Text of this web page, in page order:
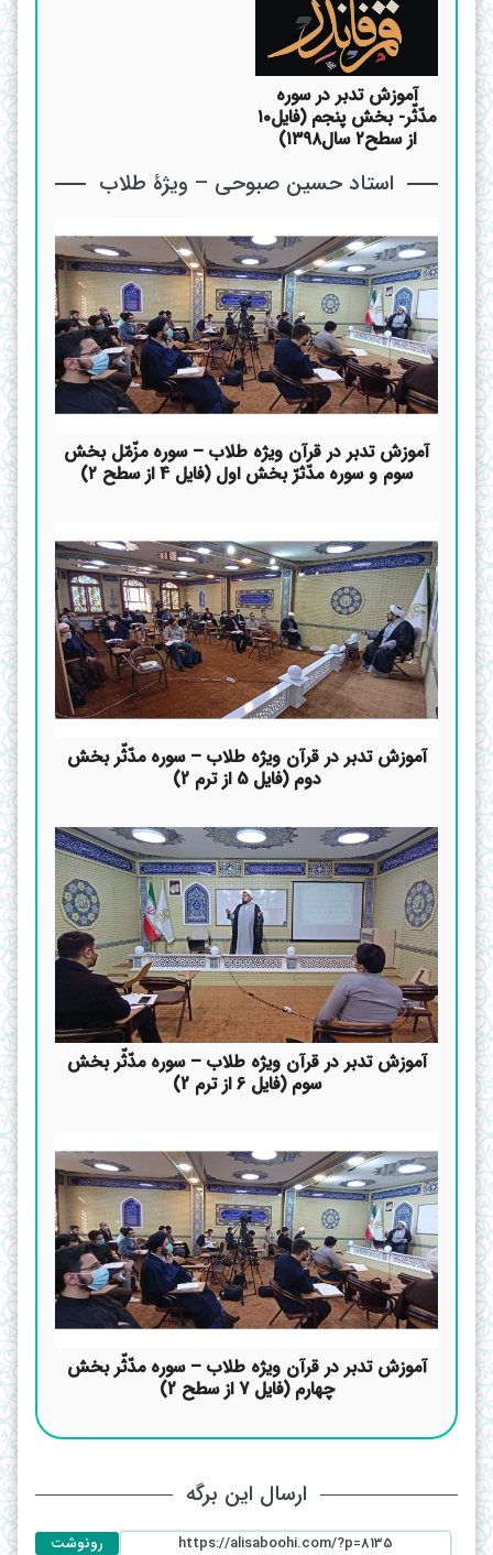
آموزش تدبر در سوره
مدّثّر- بخش پنجم (فایل۱۰
از سطح۲ سال۱۳۹۸)
استاد حسین صبوحی – ویژۀ طلاب
آموزش تدبر در قرآن ویژه طلاب – سوره مزّمّل بخش
سوم و سوره مدّثرّ بخش اول (فایل 4 از سطح ۲)
آموزش تدبر در قرآن ویژه طلاب – سوره مدّثّر بخش
دوم (فایل 5 از ترم 2)
آموزش تدبر در قرآن ویژه طلاب – سوره مدّثّر بخش
سوم (فایل 6 از ترم 2)
آموزش تدبر در قرآن ویژه طلاب – سوره مدّثّر بخش
چهارم (فایل 7 از سطح 2)
ارسال این برگه
رونوشت